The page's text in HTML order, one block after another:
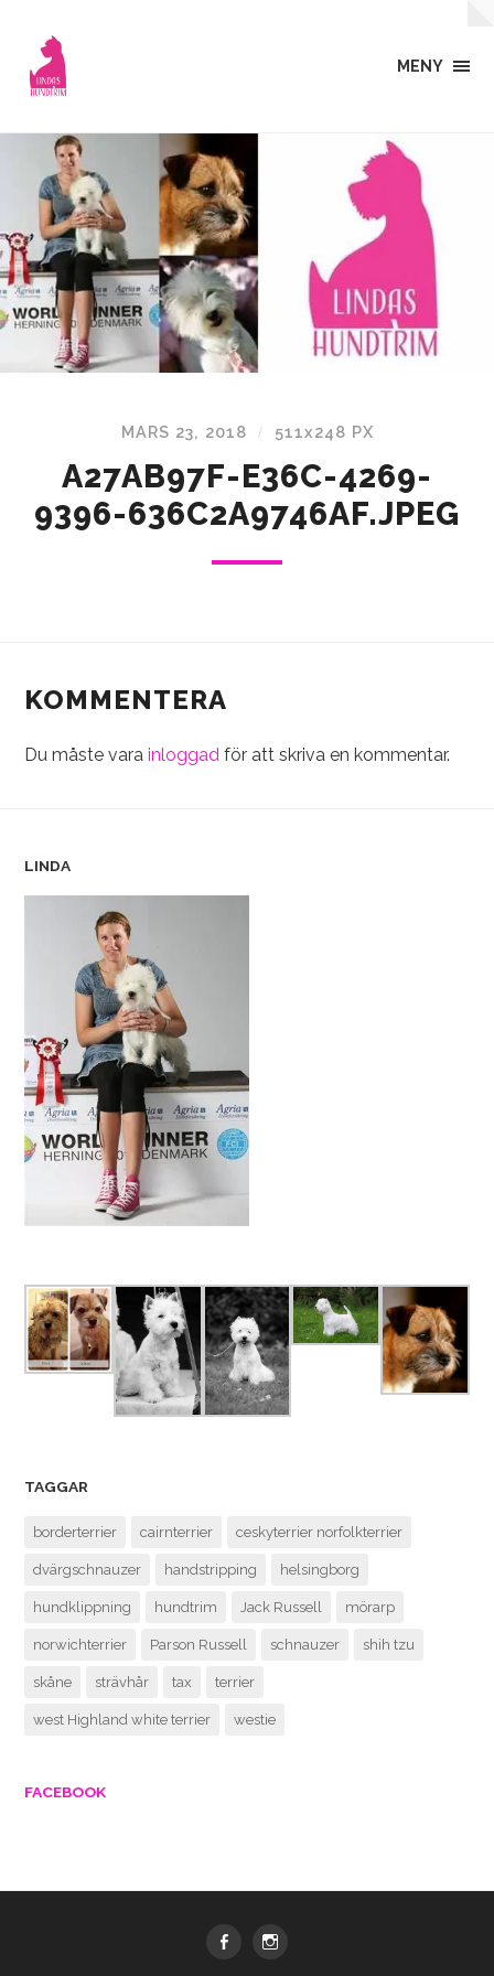
MENY
MARS 23, 2018 / 511x248 PX
A27AB97F-E36C-4269-
9396-636C2A9746AF.JPEG
KOMMENTERA
Du måste varainloggad för att skriva en kommentar.
LINDA
TAGGAR
borderterrier cairnterrier ceskyterrier norfolkterrier
dvärgschnauzer handstripping helsingborg
hundklippning hundtrim Jack Russell mörarp
norwichterrier Parson Russell schnauzer shih tzu
skåne strävhår tax terrier
west Highland white terrier westie
FACEBOOK